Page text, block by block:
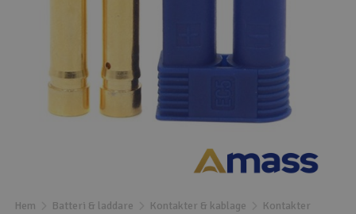
Bilar
Bilbana
Drönare
Hem Batteri & laddare Kontakter & kablage Kontakter